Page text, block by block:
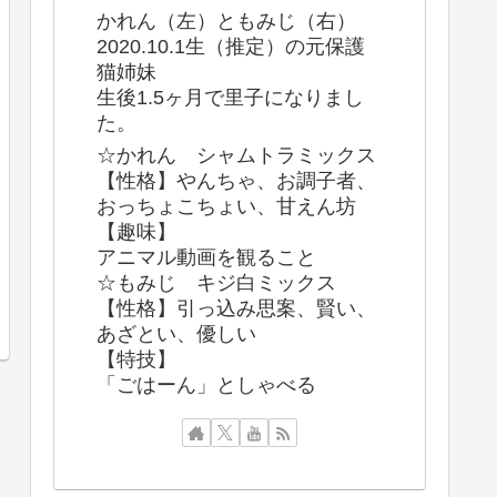
かれん（左）ともみじ（右）
2020.10.1生（推定）の元保護
猫姉妹
生後1.5ヶ月で里子になりまし
た。
☆かれん シャムトラミックス
【性格】やんちゃ、お調子者、
おっちょこちょい、甘えん坊
【趣味】
アニマル動画を観ること
☆もみじ キジ白ミックス
【性格】引っ込み思案、賢い、
あざとい、優しい
【特技】
「ごはーん」としゃべる